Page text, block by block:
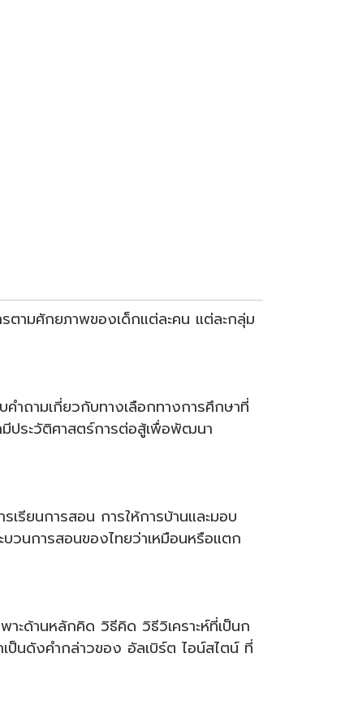
ตามศักยภาพของเด็กแต่ละคน แต่ละกลุ่ม
ถามเกี่ยวกับทางเลือกทางการศึกษาที่
มีประวัติศาสตร์การต่อสู้เพื่อพัฒนา
รียนการสอน การให้การบ้านและมอบ
บวนการสอนของไทยว่าเหมือนหรือแตก
ด้านหลักคิด วิธีคิด วิธีวิเคราะห์ที่เป็นก
ป็นดังคำกล่าวของ อัลเบิร์ต ไอน์สไตน์ ที่